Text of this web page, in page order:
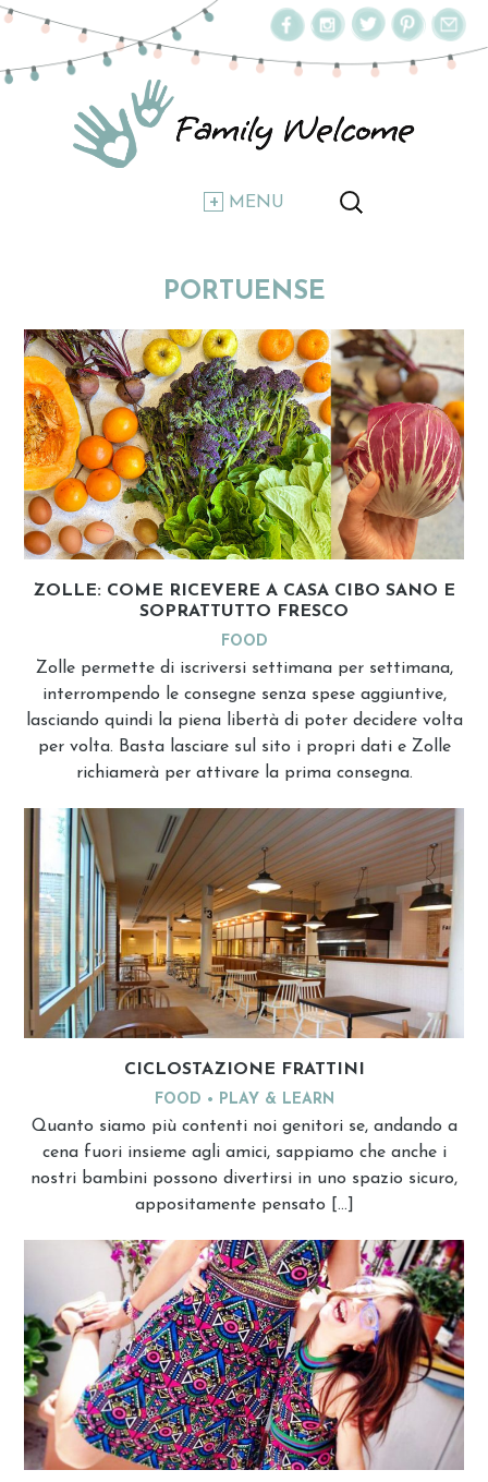
MENU
PORTUENSE
ZOLLE: COME RICEVERE A CASA CIBO SANO E
SOPRATTUTTO FRESCO
FOOD
Zolle permette di iscriversi settimana per settimana,
interrompendo le consegne senza spese aggiuntive,
lasciando quindi la piena libertà di poter decidere volta
per volta. Basta lasciare sul sito i propri dati e Zolle
richiamerà per attivare la prima consegna.
CICLOSTAZIONE FRATTINI
FOOD PLAY & LEARN
Quanto siamo più contenti noi genitori se, andando a
cena fuori insieme agli amici, sappiamo che anche i
nostri bambini possono divertirsi in uno spazio sicuro,
appositamente pensato […]